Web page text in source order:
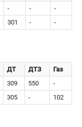
- -
-
301 - -
ДТ ДТЗ
Газ
309 550
-
305 - 102